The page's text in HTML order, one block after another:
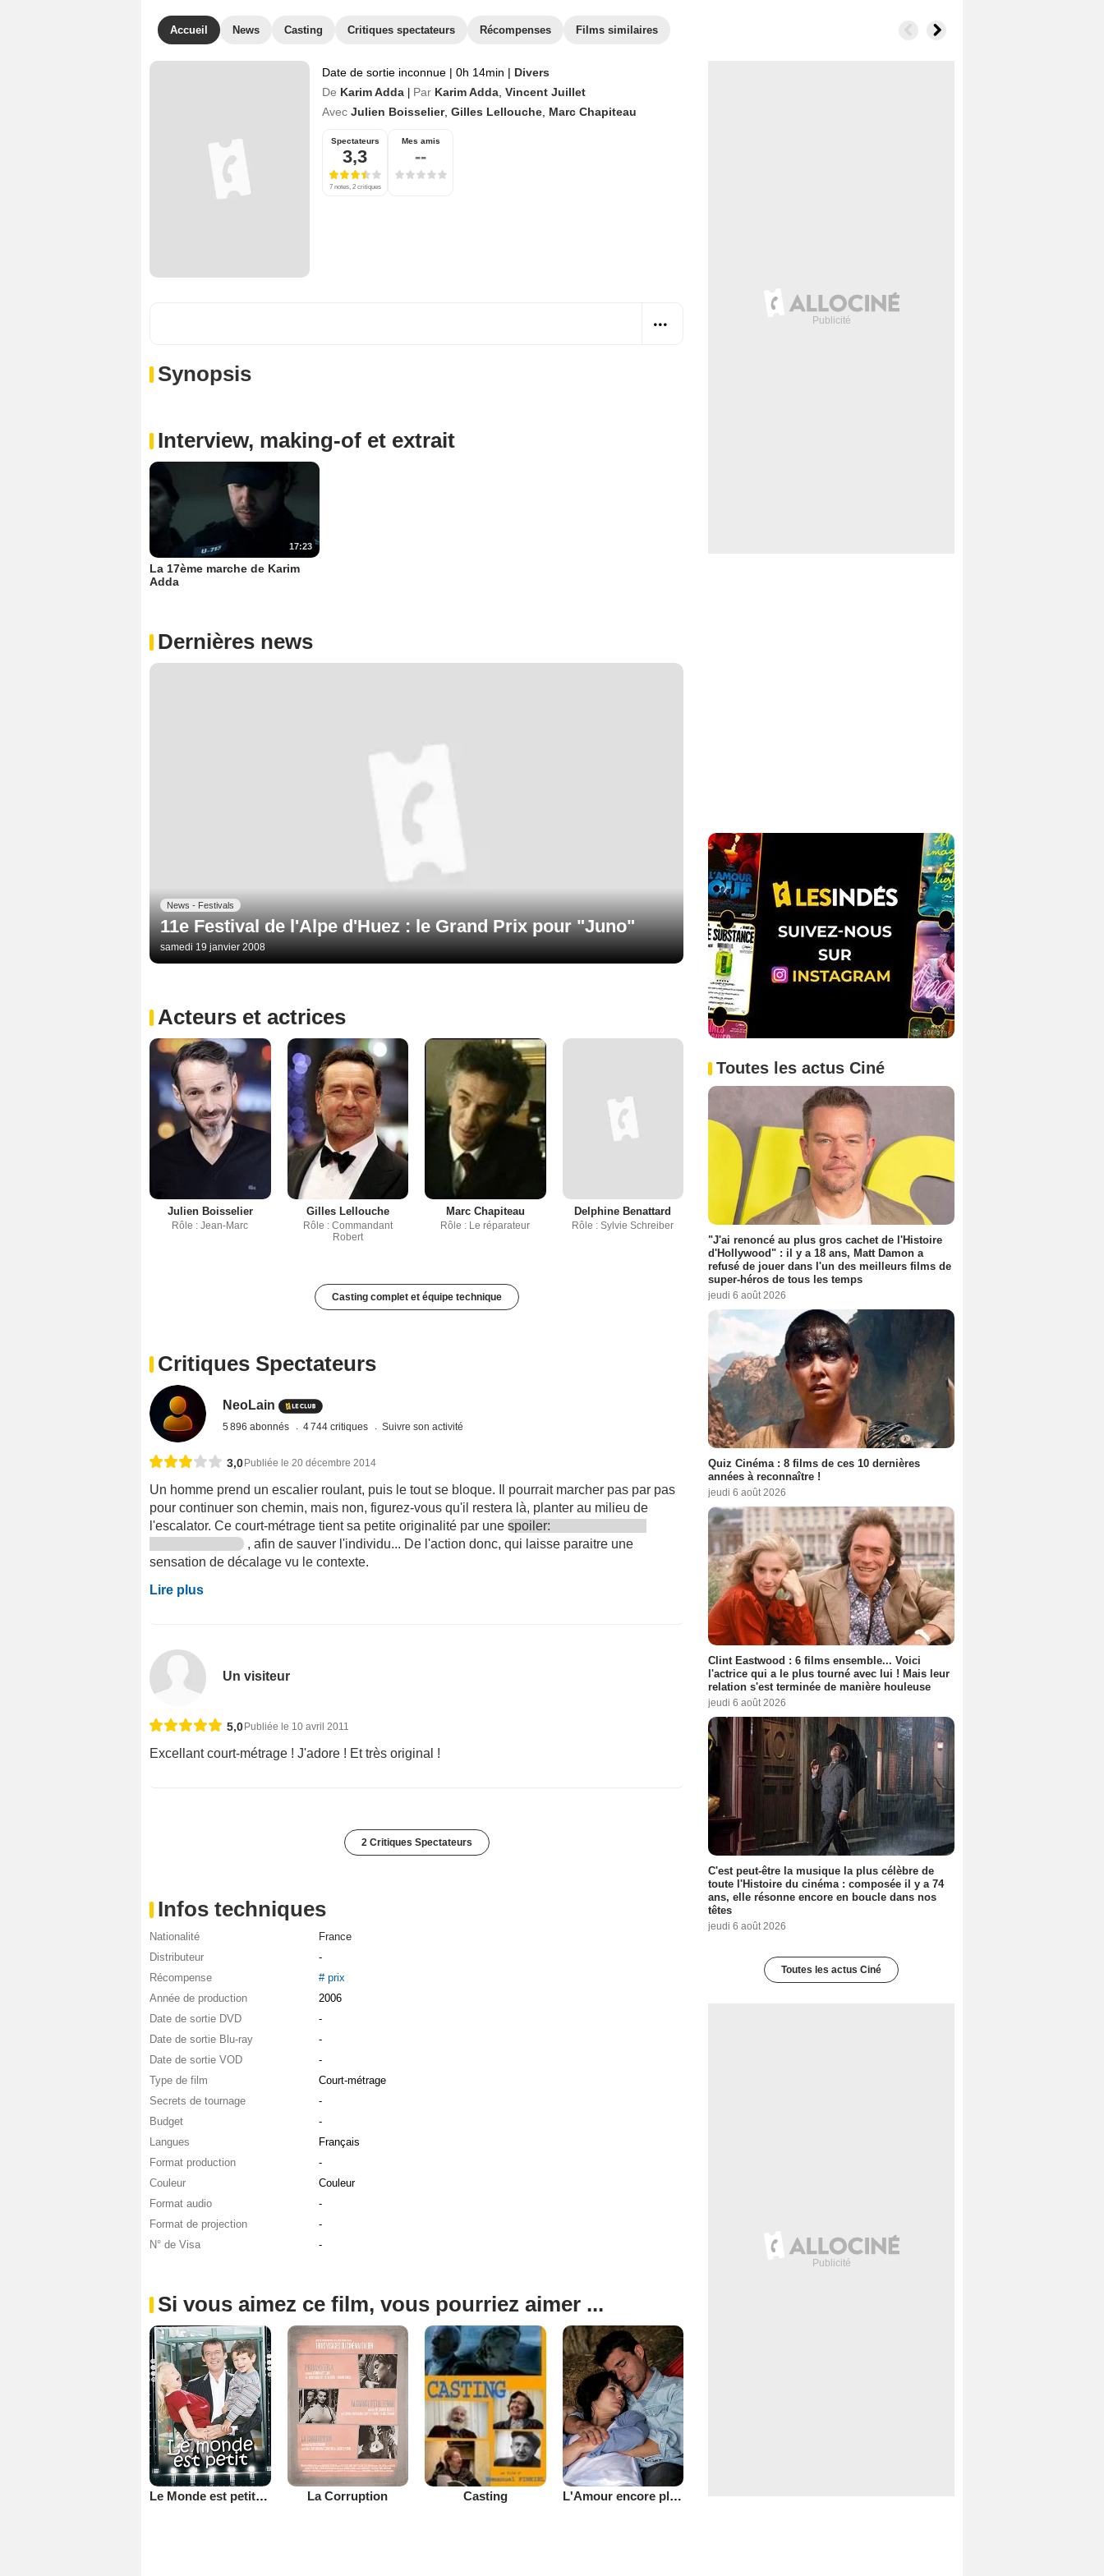
Accueil News Casting Critiques spectateurs Récompenses Films similaires
Date de sortie inconnue | 0h 14min | Divers
De Karim Adda Par Karim Adda Vincent Juillet
Avec Julien Boisselier, Gilles Lellouche Marc Chapiteau
Spectateurs
3,3
7 notes, 2 critiques
Mes amis
--
Synopsis
Interview, making-of et extrait
17:23
La 17ème marche de Karim
Adda
Dernières news
News - Festivals
11e Festival de l'Alpe d'Huez : le Grand Prix pour "Juno"
samedi 19 janvier 2008
Acteurs et actrices
Julien Boisselier
Rôle : Jean-Marc
Gilles Lellouche
Rôle : Commandant
Robert
Marc Chapiteau
Rôle : Le réparateur
Delphine Benattard
Rôle : Sylvie Schreiber
Casting complet et équipe technique
Critiques Spectateurs
NeoLain
5 896 abonnés 4 744 critiques Suivre son activité
3,0Publiée le 20 décembre 2014
Un homme prend un escalier roulant, puis le tout se bloque. Il pourrait marcher pas par pas
pour continuer son chemin, mais non, figurez-vous qu'il restera là, planter au milieu de
l'escalator. Ce court-métrage tient sa petite originalité par une spoiler:
, afin de sauver l'individu... De l'action donc, qui laisse paraitre une
sensation de décalage vu le contexte.
Lire plus
Un visiteur
5,0Publiée le 10 avril 2011
Excellant court-métrage ! J'adore ! Et très original !
2 Critiques Spectateurs
Infos techniques
Nationalité
France
Distributeur
-
Récompense
# prix
Année de production
2006
Date de sortie DVD
-
Date de sortie Blu-ray
-
Date de sortie VOD
-
Type de film
Court-métrage
Secrets de tournage
-
Budget
-
Langues
Français
Format production
-
Couleur
Couleur
Format audio
-
Format de projection
-
N° de Visa
-
Si vous aimez ce film, vous pourriez aimer ...
Le Monde est petit (TV) La Corruption Casting L'Amour encore plus vache
Toutes les actus Ciné
"J'ai renoncé au plus gros cachet de l'Histoire
d'Hollywood" : il y a 18 ans, Matt Damon a
refusé de jouer dans l'un des meilleurs films de
super-héros de tous les temps
jeudi 6 août 2026
Quiz Cinéma : 8 films de ces 10 dernières
années à reconnaître !
jeudi 6 août 2026
Clint Eastwood : 6 films ensemble... Voici
l'actrice qui a le plus tourné avec lui ! Mais leur
relation s'est terminée de manière houleuse
jeudi 6 août 2026
C'est peut-être la musique la plus célèbre de
toute l'Histoire du cinéma : composée il y a 74
ans, elle résonne encore en boucle dans nos
têtes
jeudi 6 août 2026
Toutes les actus Ciné